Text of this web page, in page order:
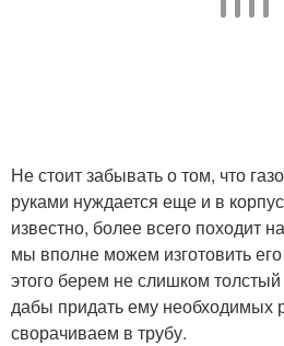
Не стоит забывать о том, что
руками нуждается еще и в
известно, более всего походит
мы вполне можем изготовить
этого берем не слишком
дабы придать ему необходимых
сворачиваем в трубу.